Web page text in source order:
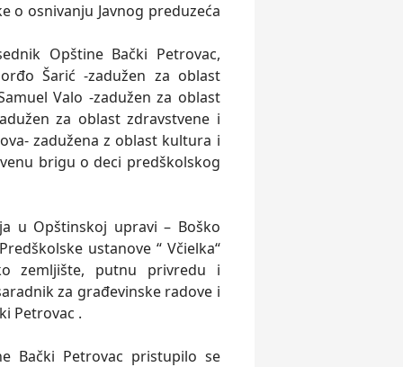
osnivanju Javnog preduzeća
Opštine Bački Petrovac,
Šarić -zadužen za oblast
Valo -zadužen za oblast
za oblast zdravstvene i
zadužena z oblast kultura i
brigu o deci predškolskog
u Opštinskoj upravi – Boško
ustanove “ Včielka“
zemljište, putnu privredu i
za građevinske radove i
Petrovac .
Bački Petrovac pristupilo se